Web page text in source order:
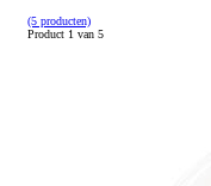
(5 producten)
Product 1 van 5